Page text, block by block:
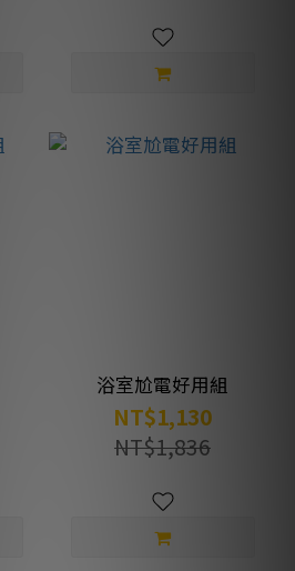
浴室尬電好用組
NT$1,130
NT$1,836